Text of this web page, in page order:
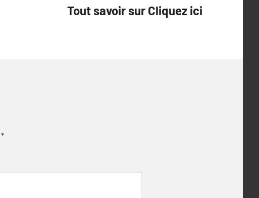
Tout savoir sur Cliquez ici
*